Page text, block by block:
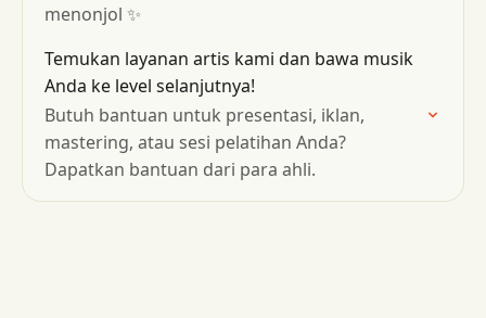
menonjol ✨
Temukan layanan artis kami dan bawa musik
Anda ke level selanjutnya!
Butuh bantuan untuk presentasi, iklan,
mastering, atau sesi pelatihan Anda?
Dapatkan bantuan dari para ahli.